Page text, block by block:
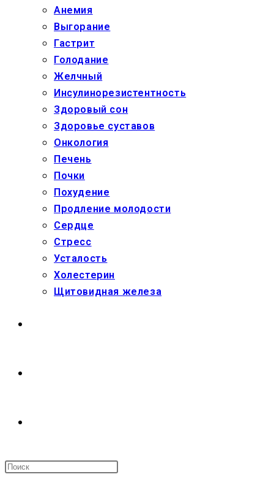
Анемия
Выгорание
Гастрит
Голодание
Желчный
Инсулинорезистентность
Здоровый сон
Здоровье суставов
Онкология
Печень
Почки
Похудение
Продление молодости
Сердце
Стресс
Усталость
Холестерин
Щитовидная железа
ПОИСК